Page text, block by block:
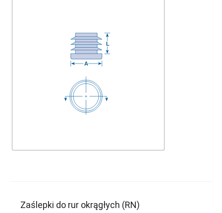
Zaślepki do rur okrągłych (RN)